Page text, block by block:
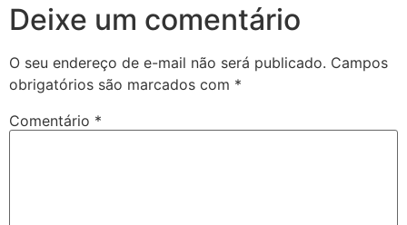
Deixe um comentário
O seu endereço de e-mail não será publicado. Campos
obrigatórios são marcados com *
Comentário *